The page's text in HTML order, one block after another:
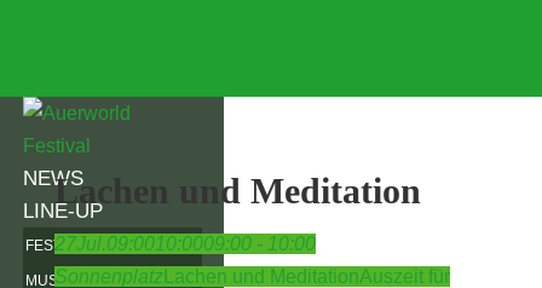
NEWS
LINE-UP
FESTIVALKARTE
MUSIK
Lachen und Meditation
27Jul.09:0010:0009:00 - 10:00
SonnenplatzLachen und MeditationAuszeit für